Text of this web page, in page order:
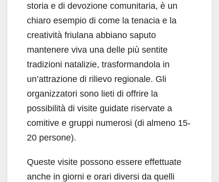
storia e di devozione comunitaria, è un
chiaro esempio di come la tenacia e la
creatività friulana abbiano saputo
mantenere viva una delle più sentite
tradizioni natalizie, trasformandola in
un’attrazione di rilievo regionale. Gli
organizzatori sono lieti di offrire la
possibilità di visite guidate riservate a
comitive e gruppi numerosi (di almeno 15-
20 persone).
Queste visite possono essere effettuate
anche in giorni e orari diversi da quelli